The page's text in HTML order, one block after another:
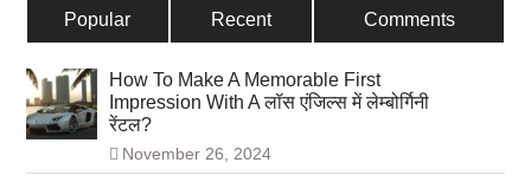
Popular Recent Comments
How To Make A Memorable First
Impression With A लॉस एंजिल्स में लेम्बोर्गिनी
रेंटल?
November 26, 2024